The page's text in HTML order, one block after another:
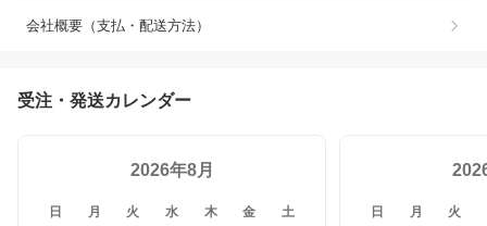
会社概要（支払・配送方法）
受注・発送カレンダー
2026年8月
日 月 火 水 木 金 土 日 月 火